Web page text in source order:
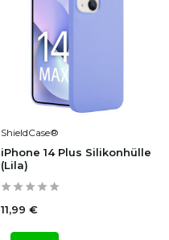
ShieldCase®
iPhone 14 Plus Silikonhülle
(Lila)
11,99 €